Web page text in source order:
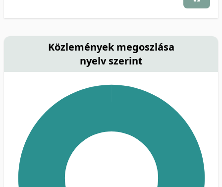
Közlemények megoszlása
nyelv szerint